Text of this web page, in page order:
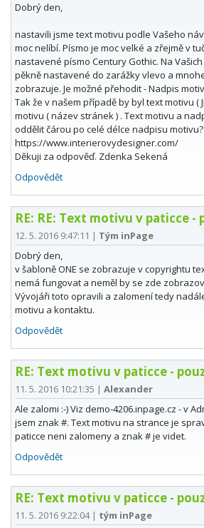
Dobrý den,
nastavili jsme text motivu podle Vašeho
moc nelíbí. Písmo je moc velké a zřejmě v
nastavené písmo Century Gothic. Na
pěkně nastavené do zarážky vlevo a
zobrazuje. Je možné přehodit - Nadpis
Tak že v našem případě by byl text motivu (
motivu ( název stránek ) . Text motivu a
oddělit čárou po celé délce nadpisu
https://www.interierovydesigner.com/
Děkuji za odpověď. Zdenka Sekená
Odpovědět
RE: RE: Text motivu v paticce
12. 5. 2016 9:47:11 | Tým inPage
Dobrý den,
v šabloně ONE se zobrazuje v copyrightu
nemá fungovat a neměl by se zde
Vývojáři toto opravili a zalomení tedy
motivu a kontaktu.
Odpovědět
RE: Text motivu v paticce -
11. 5. 2016 10:21:35 | Alexander
Ale zalomi :-) Viz demo-4206.inpage.cz - v
jsem znak #. Text motivu na strance je
paticce neni zalomeny a znak # je videt.
Odpovědět
RE: Text motivu v paticce -
11. 5. 2016 9:22:04 | tým inPage